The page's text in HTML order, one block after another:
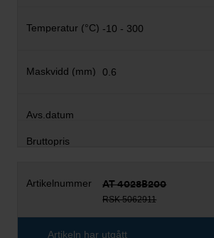
-10 - 300
0.6
AT 4028B200
RSK 5062911
Artikeln har utgått